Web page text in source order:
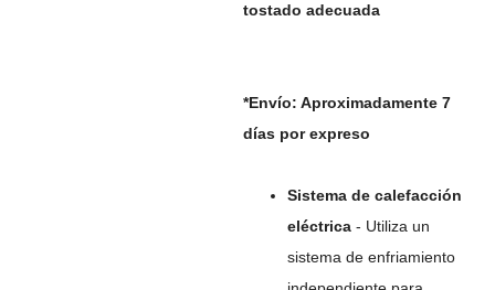
tostado adecuada
*Envío: Aproximadamente 7
días por expreso
Sistema de calefacción
eléctrica- Utiliza un
sistema de enfriamiento